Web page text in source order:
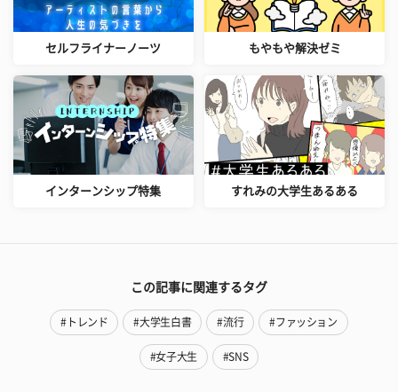
セルフライナーノーツ もやもや解決ゼミ
インターンシップ特集 すれみの大学生あるある
この記事に関連するタグ
#トレンド #大学生白書 #流行 #ファッション
#女子大生 #SNS